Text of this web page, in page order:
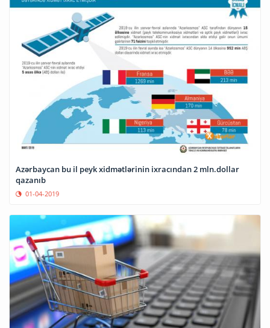
Azərbaycan bu il peyk xidmətlərinin ixracından 2 mln.dollar
qazanıb
01-04-2019